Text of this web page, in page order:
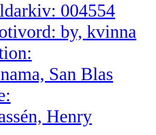
004554
by, kvinna
San Blas
Henry